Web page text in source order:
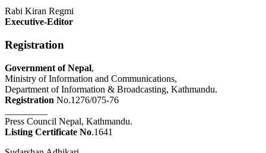
Rabi Kiran Regmi
Executive-Editor
Registration
Government of Nepal,
Ministry of Information and Communications,
Department of Information & Broadcasting, Kathmandu.
Registration No.1276/075-76
Press Council Nepal, Kathmandu.
Listing Certificate No.1641